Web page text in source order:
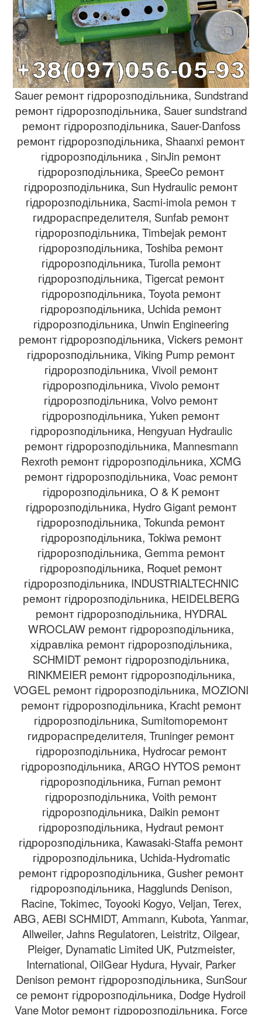
Sauer ремонт гідророзподільника, Sundstrand
ремонт гідророзподільника, Sauer sundstrand
ремонт гідророзподільника, Sauer-Danfoss
ремонт гідророзподільника, Shaanxi ремонт
гідророзподільника , SinJin ремонт
гідророзподільника, SpeeCo ремонт
гідророзподільника, Sun Hydraulic ремонт
гідророзподільника, Sacmi-imola ремон т
гидрораспределителя, Sunfab ремонт
гідророзподільника, Timbejak ремонт
гідророзподільника, Toshiba ремонт
гідророзподільника, Turolla ремонт
гідророзподільника, Tigercat ремонт
гідророзподільника, Toyota ремонт
гідророзподільника, Uchida ремонт
гідророзподільника, Unwin Engineering
ремонт гідророзподільника, Vickers ремонт
гідророзподільника, Viking Pump ремонт
гідророзподільника, Vivoil ремонт
гідророзподільника, Vivolo ремонт
гідророзподільника, Volvo ремонт
гідророзподільника, Yuken ремонт
гідророзподільника, Hengyuan Hydraulic
ремонт гідророзподільника, Mannesmann
Rexroth ремонт гідророзподільника, XCMG
ремонт гідророзподільника, Voac ремонт
гідророзподільника, O & K ремонт
гідророзподільника, Hydro Gigant ремонт
гідророзподільника, Tokunda ремонт
гідророзподільника, Tokiwa ремонт
гідророзподільника, Gemma ремонт
гідророзподільника, Roquet ремонт
гідророзподільника, INDUSTRIALTECHNIC
ремонт гідророзподільника, HEIDELBERG
ремонт гідророзподільника, HYDRAL
WROCLAW ремонт гідророзподільника,
хідравліка ремонт гідророзподільника,
SCHMIDT ремонт гідророзподільника,
RINKMEIER ремонт гідророзподільника,
VOGEL ремонт гідророзподільника, MOZIONI
ремонт гідророзподільника, Kracht ремонт
гідророзподільника, Sumitomoремонт
гидрораспределителя, Truninger ремонт
гідророзподільника, Hydrocar ремонт
гідророзподільника, ARGO HYTOS ремонт
гідророзподільника, Furnan ремонт
гідророзподільника, Voith ремонт
гідророзподільника, Daikin ремонт
гідророзподільника, Hydraut ремонт
гідророзподільника, Kawasaki-Staffa ремонт
гідророзподільника, Uchida-Hydromatic
ремонт гідророзподільника, Gusher ремонт
гідророзподільника, Hagglunds Denison,
Racine, Tokimec, Toyooki Kogyo, Veljan, Terex,
ABG, AEBI SCHMIDT, Ammann, Kubota, Yanmar,
Allweiler, Jahns Regulatoren, Leistritz, Oilgear,
Pleiger, Dynamatic Limited UK, Putzmeister,
International, OilGear Hydura, Hyvair, Parker
Denison ремонт гідророзподільника, SunSour
ce ремонт гідророзподільника, Dodge Hydroil
Vane Motor ремонт гідророзподільника, Force